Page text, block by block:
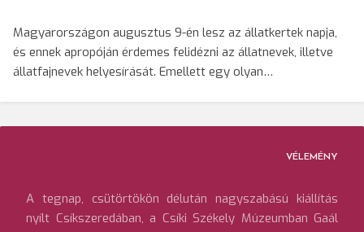
Magyarországon augusztus 9-én lesz az állatkertek napja,
és ennek apropóján érdemes felidézni az állatnevek, illetve
állatfajnevek helyesírását. Emellett egy olyan…
VÉLEMÉNY
A tegnap, csütörtökön délután nagyszabású kiállítás
nyílt Csíkszeredában, a Csíki Székely Múzeumban Gaál